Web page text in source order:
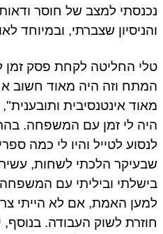
נכנסתי למצב של חוסר
והניסיון שצברתי, ובמיוחד
טלי החליטה לקחת פסק זמן
המתח וזה היה מאוד חשוב
מאוד אינטנסיבית
היה לי זמן עם המשפחה.
לנסוע לטייל והיו לי כמה
שבעיקר הלכתי לשחות,
בישלתי וביליתי עם
למען האמת, אם לא הייתי
חוזרת לשוק העבודה.